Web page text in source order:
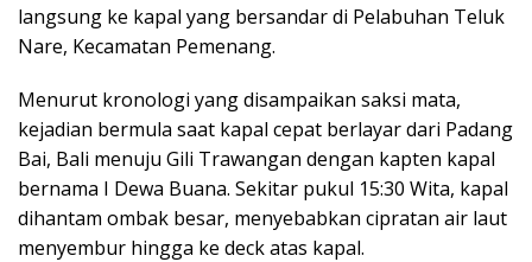
langsung ke kapal yang bersandar di Pelabuhan Teluk
Nare, Kecamatan Pemenang.
Menurut kronologi yang disampaikan saksi mata,
kejadian bermula saat kapal cepat berlayar dari Padang
Bai, Bali menuju Gili Trawangan dengan kapten kapal
bernama I Dewa Buana. Sekitar pukul 15:30 Wita, kapal
dihantam ombak besar, menyebabkan cipratan air laut
menyembur hingga ke deck atas kapal.